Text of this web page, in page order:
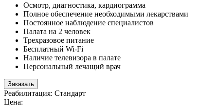
Осмотр, диагностика, кардиограмма
Полное обеспечение необходимыми лекарствами
Постоянное наблюдение специалистов
Палата на 2 человек
Трехразовое питание
Бесплатный Wi-Fi
Наличие телевизора в палате
Персональный лечащий врач
Заказать
Реабилитация: Стандарт
Цена: